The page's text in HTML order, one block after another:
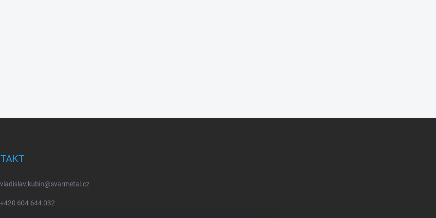
vladislav.kubin@svarmetal.cz
+420 604 644 032